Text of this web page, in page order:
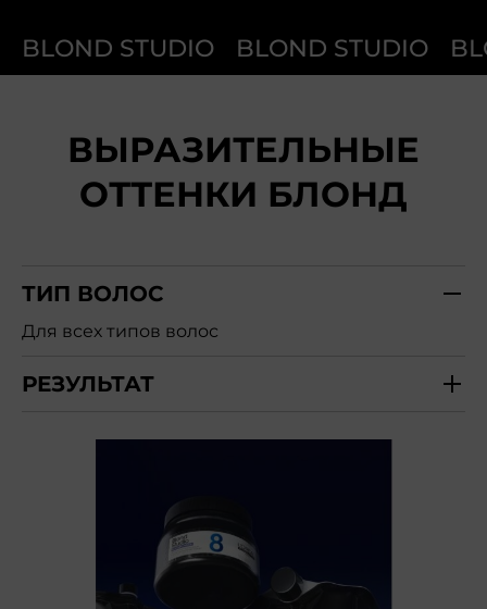
BLOND STUDIO BLOND STUDIO
ВЫРАЗИТЕЛЬНЫЕ
ОТТЕНКИ БЛОНД
ТИП ВОЛОС
Для всех типов волос
РЕЗУЛЬТАТ